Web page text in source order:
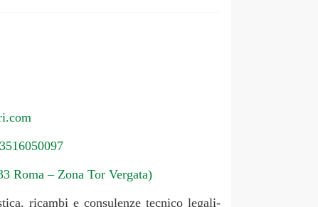
3516050097
Roma – Zona Tor Vergata)
ricambi e consulenze tecnico legali-